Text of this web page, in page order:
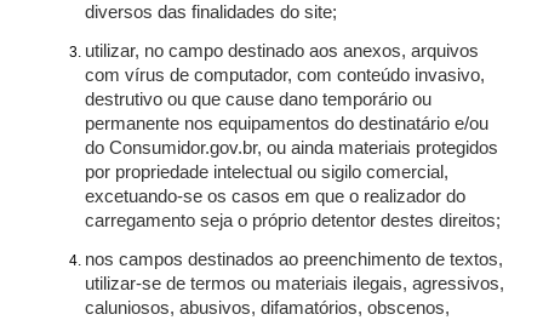
diversos das finalidades do site;
utilizar, no campo destinado aos anexos, arquivos
com vírus de computador, com conteúdo invasivo,
destrutivo ou que cause dano temporário ou
permanente nos equipamentos do destinatário e/ou
do Consumidor.gov.br, ou ainda materiais protegidos
por propriedade intelectual ou sigilo comercial,
excetuando-se os casos em que o realizador do
carregamento seja o próprio detentor destes direitos;
nos campos destinados ao preenchimento de textos,
utilizar-se de termos ou materiais ilegais, agressivos,
caluniosos, abusivos, difamatórios, obscenos,